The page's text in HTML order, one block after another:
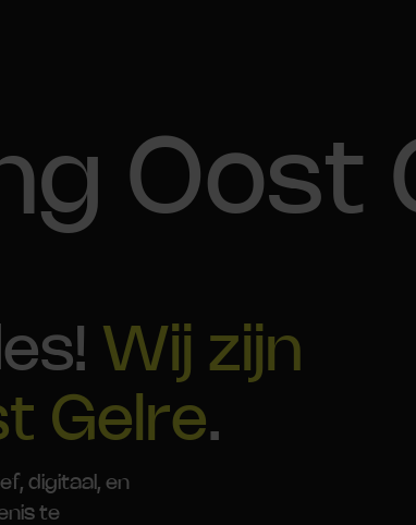
Oost
Wij zijn
Gelre.
digitaal, en
te